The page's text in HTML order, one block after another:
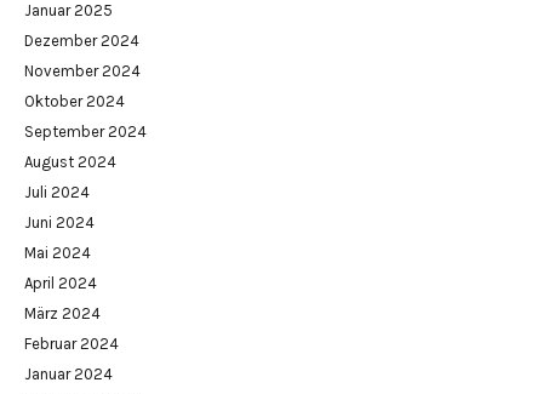
Januar 2025
Dezember 2024
November 2024
Oktober 2024
September 2024
August 2024
Juli 2024
Juni 2024
Mai 2024
April 2024
März 2024
Februar 2024
Januar 2024